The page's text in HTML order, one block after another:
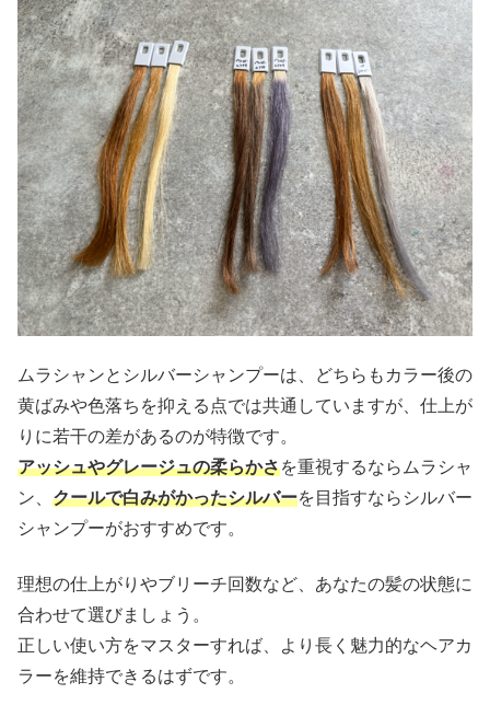
ムラシャンとシルバーシャンプーは、どちらもカラー後の
黄ばみや色落ちを抑える点では共通していますが、仕上が
りに若干の差があるのが特徴です。
アッシュやグレージュの柔らかさを重視するならムラシャ
ン、 クールで白みがかったシルバーを目指すならシルバー
シャンプーがおすすめです。
理想の仕上がりやブリーチ回数など、あなたの髪の状態に
合わせて選びましょう。
正しい使い方をマスターすれば、より長く魅力的なヘアカ
ラーを維持できるはずです。